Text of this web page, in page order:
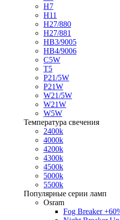
H7
H11
H27/880
H27/881
HB3/9005
HB4/9006
C5W
T5
P21/5W
P21W
W21/5W
W21W
W5W
Температура свечения
2400k
4000k
4200k
4300k
4500k
5000k
5500k
Популярные серии ламп
Osram
Fog Breaker